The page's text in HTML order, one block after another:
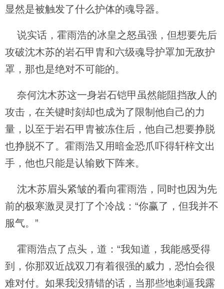
显然是被触发了什么护体的魂导器。
说实话，霍雨浩的冰皇之怒虽强，但想要先后
攻破沈木苏的岩石甲胄和六级魂导护罩加无敌护
罩，那也是绝对不可能的。
奈何沈木苏这一身岩石铠甲虽然能阻挡敌人的
攻击，在关键时刻却也成为了限制他自己的力
量，以至于岩石甲胄被冻住后，他自己想要挣脱
也挣脱不了。霍雨浩又用暗金恐爪吓得轩梓文出
手，他也只能是认输败下阵来。
沈木苏眉头紧皱的看向霍雨浩，同时也因为先
前的极寒激灵灵打了个冷战：“你赢了，但我并不
服气。”
霍雨浩点了点头，道：“我知道，我能感受得
到，你那双近战双刀有着很强的威力，恐怕会很
难对付。如果我没猜错的话，当那些地刺逼我露